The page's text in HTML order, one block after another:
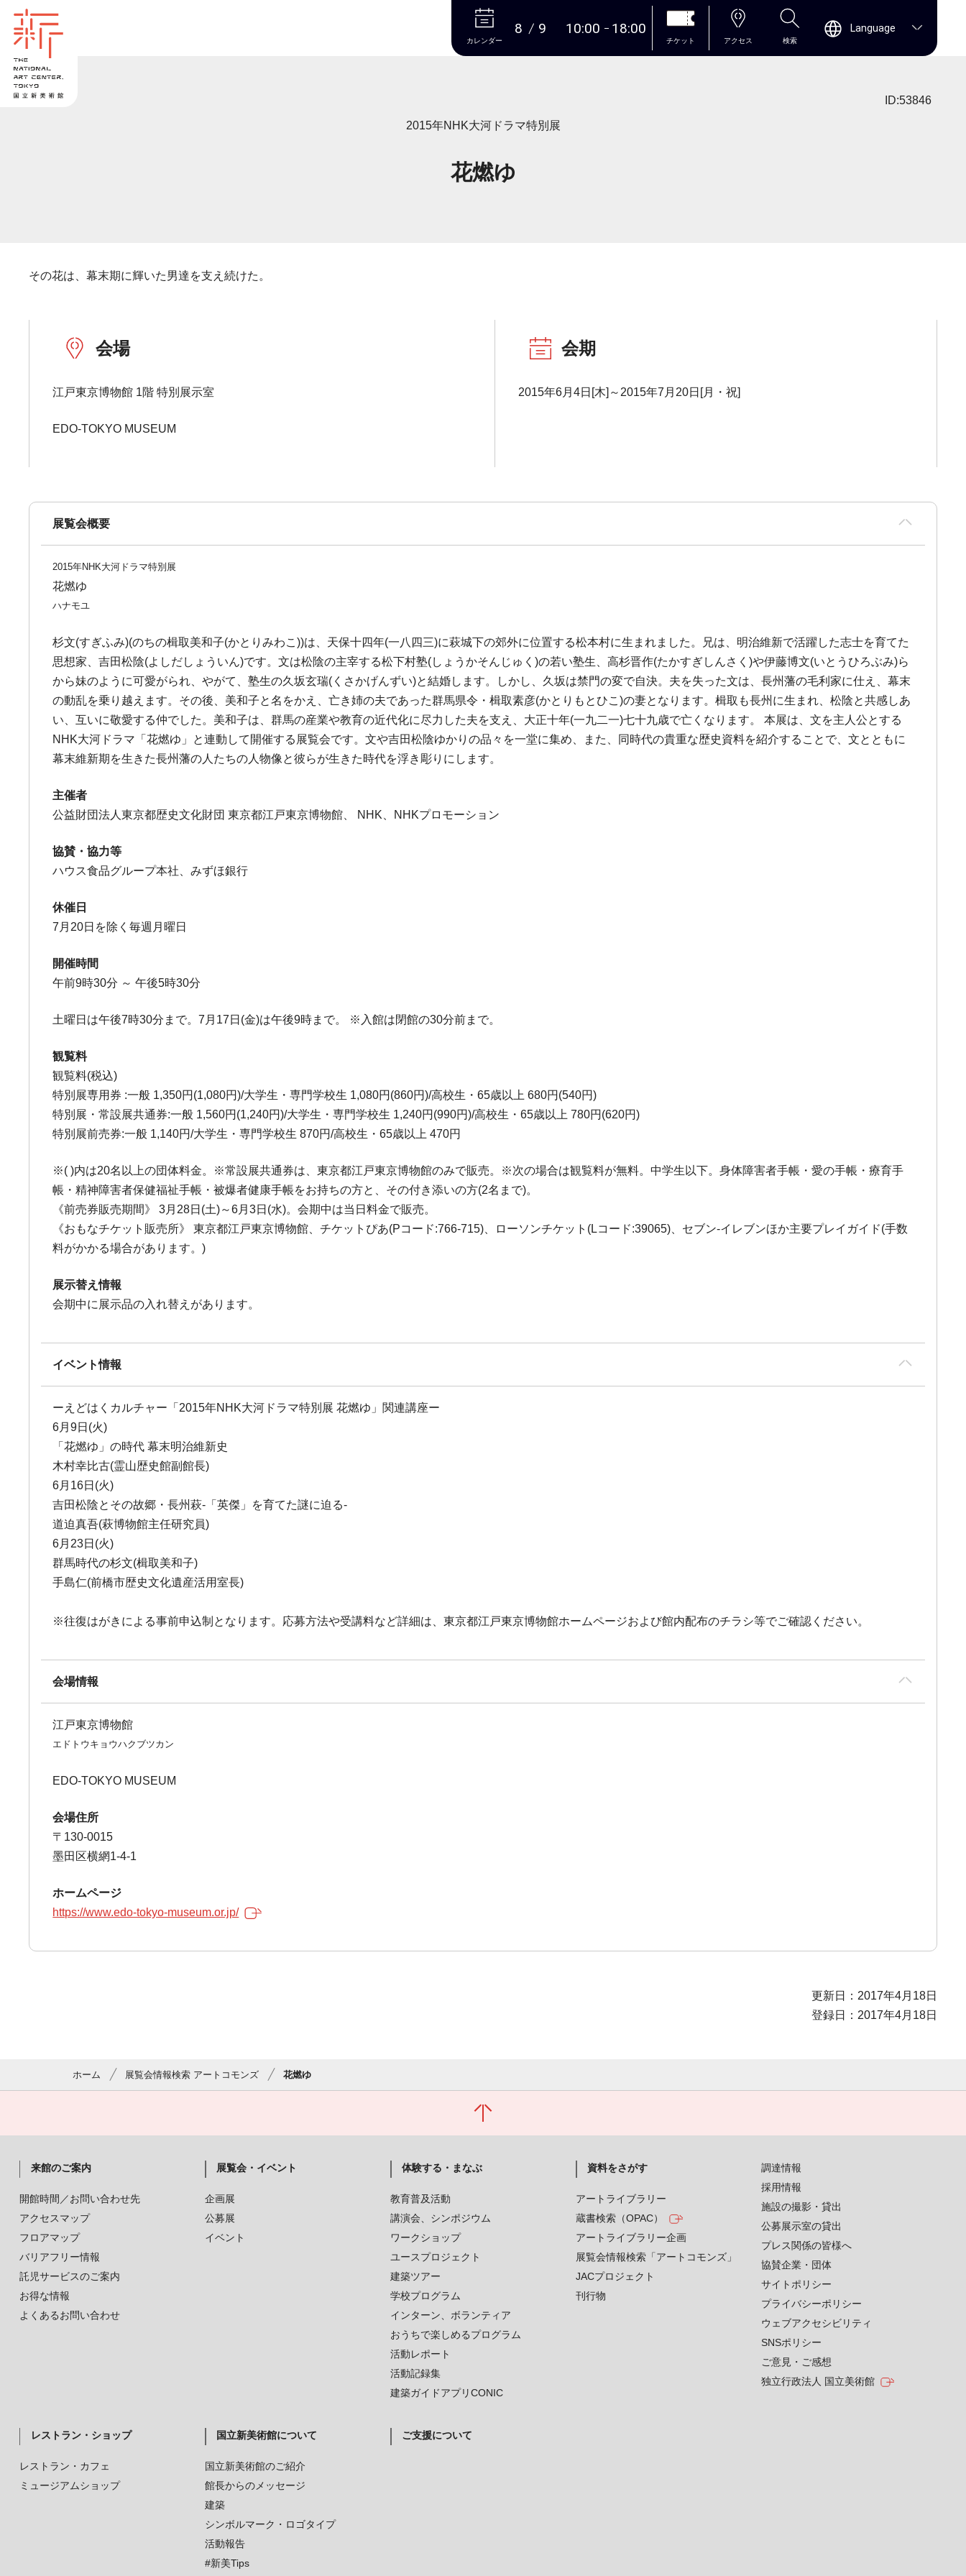
本文へ
カレンダー
8 9 10:00 18:00
チケット アクセス 検索
Language
ID:53846
2015年NHK大河ドラマ特別展
花燃ゆ
その花は、幕末期に輝いた男達を支え続けた。
会場
江戸東京博物館 1階 特別展示室
EDO-TOKYO MUSEUM
会期
2015年6月4日[木]～2015年7月20日[月・祝]
展覧会概要
2015年NHK大河ドラマ特別展
花燃ゆ
ハナモユ
杉文(すぎふみ)(のちの楫取美和子(かとりみわこ))は、天保十四年(一八四三)に萩城下の郊外に位置する松本村に生まれました。兄は、明治維新で活躍した志士を育てた
思想家、吉田松陰(よしだしょういん)です。文は松陰の主宰する松下村塾(しょうかそんじゅく)の若い塾生、高杉晋作(たかすぎしんさく)や伊藤博文(いとうひろぶみ)ら
から妹のように可愛がられ、やがて、塾生の久坂玄瑞(くさかげんずい)と結婚します。しかし、久坂は禁門の変で自決。夫を失った文は、長州藩の毛利家に仕え、幕末
の動乱を乗り越えます。その後、美和子と名をかえ、亡き姉の夫であった群馬県令・楫取素彦(かとりもとひこ)の妻となります。楫取も長州に生まれ、松陰と共感しあ
い、互いに敬愛する仲でした。美和子は、群馬の産業や教育の近代化に尽力した夫を支え、大正十年(一九二一)七十九歳で亡くなります。 本展は、文を主人公とする
NHK大河ドラマ「花燃ゆ」と連動して開催する展覧会です。文や吉田松陰ゆかりの品々を一堂に集め、また、同時代の貴重な歴史資料を紹介することで、文とともに
幕末維新期を生きた長州藩の人たちの人物像と彼らが生きた時代を浮き彫りにします。
主催者
公益財団法人東京都歴史文化財団 東京都江戸東京博物館、 NHK、NHKプロモーション
協賛・協力等
ハウス食品グループ本社、みずほ銀行
休催日
7月20日を除く毎週月曜日
開催時間
午前9時30分 ～ 午後5時30分
土曜日は午後7時30分まで。7月17日(金)は午後9時まで。 ※入館は閉館の30分前まで。
観覧料
観覧料(税込)
特別展専用券 :一般 1,350円(1,080円)/大学生・専門学校生 1,080円(860円)/高校生・65歳以上 680円(540円)
特別展・常設展共通券:一般 1,560円(1,240円)/大学生・専門学校生 1,240円(990円)/高校生・65歳以上 780円(620円)
特別展前売券:一般 1,140円/大学生・専門学校生 870円/高校生・65歳以上 470円
※( )内は20名以上の団体料金。※常設展共通券は、東京都江戸東京博物館のみで販売。※次の場合は観覧料が無料。中学生以下。身体障害者手帳・愛の手帳・療育手
帳・精神障害者保健福祉手帳・被爆者健康手帳をお持ちの方と、その付き添いの方(2名まで)。
《前売券販売期間》 3月28日(土)～6月3日(水)。会期中は当日料金で販売。
《おもなチケット販売所》 東京都江戸東京博物館、チケットぴあ(Pコード:766-715)、ローソンチケット(Lコード:39065)、セブン-イレブンほか主要プレイガイド(手数
料がかかる場合があります。)
展示替え情報
会期中に展示品の入れ替えがあります。
イベント情報
ーえどはくカルチャー「2015年NHK大河ドラマ特別展 花燃ゆ」関連講座ー
6月9日(火)
「花燃ゆ」の時代 幕末明治維新史
木村幸比古(霊山歴史館副館長)
6月16日(火)
吉田松陰とその故郷・長州萩-「英傑」を育てた謎に迫る-
道迫真吾(萩博物館主任研究員)
6月23日(火)
群馬時代の杉文(楫取美和子)
手島仁(前橋市歴史文化遺産活用室長)
※往復はがきによる事前申込制となります。応募方法や受講料など詳細は、東京都江戸東京博物館ホームページおよび館内配布のチラシ等でご確認ください。
会場情報
江戸東京博物館
エドトウキョウハクブツカン
EDO-TOKYO MUSEUM
会場住所
〒130-0015
墨田区横網1-4-1
ホームページ
https://www.edo-tokyo-museum.or.jp/
更新日：2017年4月18日
登録日：2017年4月18日
ホーム 展覧会情報検索 アートコモンズ 花燃ゆ
来館のご案内
開館時間／お問い合わせ先
アクセスマップ
フロアマップ
バリアフリー情報
託児サービスのご案内
お得な情報
よくあるお問い合わせ
展覧会・イベント
企画展
公募展
イベント
体験する・まなぶ
教育普及活動
講演会、シンポジウム
ワークショップ
ユースプロジェクト
建築ツアー
学校プログラム
インターン、ボランティア
おうちで楽しめるプログラム
活動レポート
活動記録集
建築ガイドアプリCONIC
資料をさがす
アートライブラリー
蔵書検索（OPAC）
アートライブラリー企画
展覧会情報検索「アートコモンズ」
JACプロジェクト
刊行物
レストラン・ショップ
レストラン・カフェ
ミュージアムショップ
国立新美術館について
国立新美術館のご紹介
館長からのメッセージ
建築
シンボルマーク・ロゴタイプ
活動報告
#新美Tips
ご支援について
調達情報
採用情報
施設の撮影・貸出
公募展示室の貸出
プレス関係の皆様へ
協賛企業・団体
サイトポリシー
プライバシーポリシー
ウェブアクセシビリティ
SNSポリシー
ご意見・ご感想
独立行政法人 国立美術館